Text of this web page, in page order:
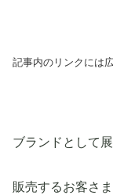
記事内のリンクには
ブランドとして
販売するお客さ